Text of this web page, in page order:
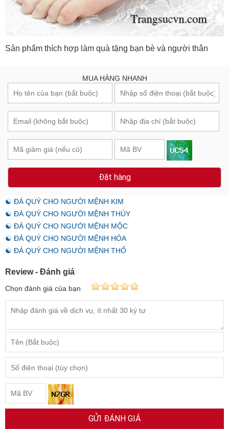
Sản phẩm thích hợp làm quà tặng bạn bè và người thân
MUA HÀNG NHANH
Đặt hàng
☯ ĐÁ QUÝ CHO NGƯỜI MỆNH KIM
☯ ĐÁ QUÝ CHO NGƯỜI MỆNH THỦY
☯ ĐÁ QUÝ CHO NGƯỜI MỆNH MỘC
☯ ĐÁ QUÝ CHO NGƯỜI MỆNH HỎA
☯ ĐÁ QUÝ CHO NGƯỜI MỆNH THỔ
Review - Đánh giá
Chọn đánh giá của bạn
GỬI ĐÁNH GIÁ